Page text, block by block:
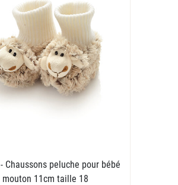
- Chaussons peluche pour bébé
mouton 11cm taille 18